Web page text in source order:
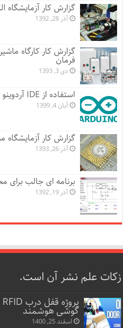
گزارش کار آزمایشگاه
آذر 28, 1392
گزارش کار کارگاه
فرمان
دی 3, 1393
استفاده از IDE آردوینو
آبان 4, 1399
گزارش کار
آذر 26, 1393
برنامه ای جالب برای
آذر 19, 1392
زکات علم نشر آن است.
گوشی هوشمند
اسفند 25, 1400